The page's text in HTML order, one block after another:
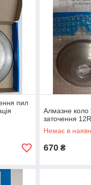
пил
Алмазне
заточення
Немає в
670 ₴